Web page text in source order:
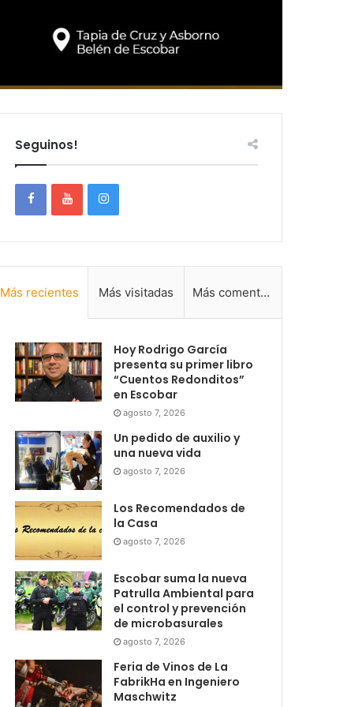
Seguinos!
Más recientes Más visitadas Más comentadas
Hoy Rodrigo García
presenta su primer libro
“Cuentos Redonditos”
en Escobar
agosto 7, 2026
Un pedido de auxilio y
una nueva vida
agosto 7, 2026
Los Recomendados de
la Casa
agosto 7, 2026
Escobar suma la nueva
Patrulla Ambiental para
el control y prevención
de microbasurales
agosto 7, 2026
Feria de Vinos de La
FabrikHa en Ingeniero
Maschwitz